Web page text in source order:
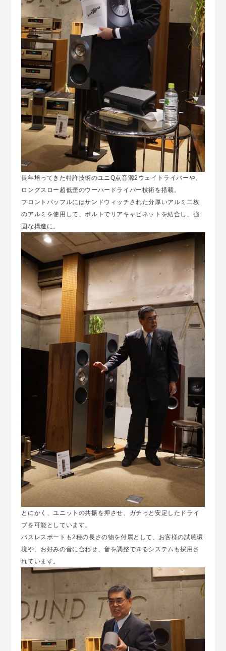
長年培ってきた特許技術のユニQ点音源2ウェイトライバーや、
ロングスロー超低歪のウーハードライバー技術を搭載。
フロントバッフルにはサンドウィッチされた分厚いアルミ二枚
のアルミを使用して、ボルトでリアキャビネットを結合し、強
固な構造に。
とにかく、ユニットの共振を押させ、ガチっと安定したドライ
ブを可能としています。
バスレスポートも2種の長さの物を付属として、お客様の試聴環
境や、お好みの音に合わせ、音を調整できるシステムも採用さ
れています。